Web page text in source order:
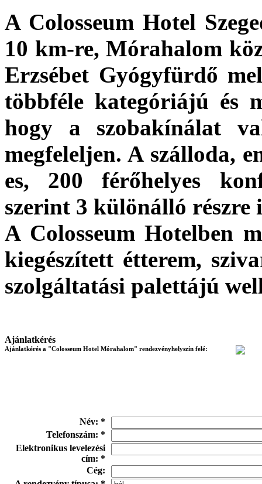
A Colosseum Hotel
10 km-re, Mórahalom
Erzsébet Gyógyfürdő
többféle kategóriájú és
hogy a szobakínálat
megfeleljen. A szálloda,
es, 200 férőhelyes
szerint 3 különálló részre
A Colosseum Hotelben
kiegészített étterem,
szolgáltatási palettájú
Ajánlatkérés
Ajánlatkérés a "Colosseum Hotel Mórahalom" rendezvényhelyszín felé:
Név: *
Telefonszám: *
Elektronikus levelezési
cím: *
Cég: